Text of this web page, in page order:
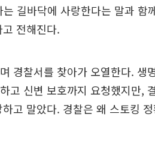
길바닥에 사랑한다는 말과 함
전해진다.
경찰서를 찾아가 오열한다. 생
고 신변 보호까지 요청했지만,
고 말았다. 경찰은 왜 스토킹